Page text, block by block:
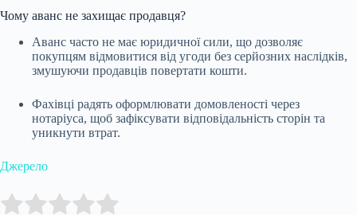
Чому аванс не захищає продавця?
Аванс часто не має юридичної сили, що дозволяє
покупцям відмовитися від угоди без серйозних наслідків,
змушуючи продавців повертати кошти.
Фахівці радять оформлювати домовленості через
нотаріуса, щоб зафіксувати відповідальність сторін та
уникнути втрат.
Джерело
Rate this item: